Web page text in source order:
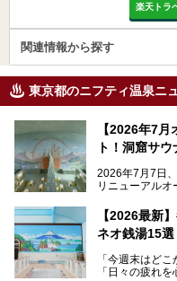
楽天トラ
関連情報から探す
東京都のニフティ温泉ニ
【2026年7
ト！洞窟サ
2026年7月7日
リニューアルオ
レトロでノス
を知る地元の
る、今の時代の
ビアバーなど
す。充実した
【2026最新
ネオ銭湯15
「今週末はど
「日々の疲れ